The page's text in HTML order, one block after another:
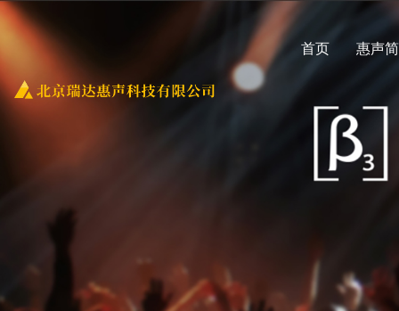
首页 惠声